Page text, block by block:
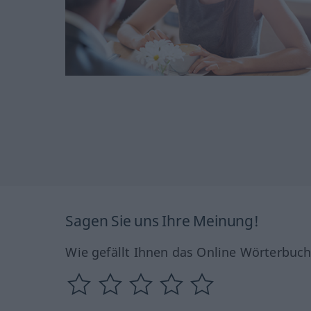
Sagen Sie uns Ihre Meinung!
Wie gefällt Ihnen das Online